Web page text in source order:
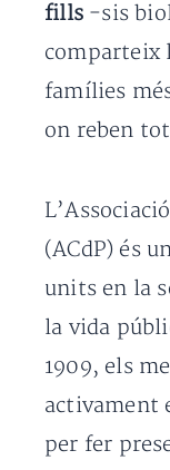
fills -sis
comparteix
famílies
on reben
(ACdP) és
units en la
la vida
1909, els
activament
per fer